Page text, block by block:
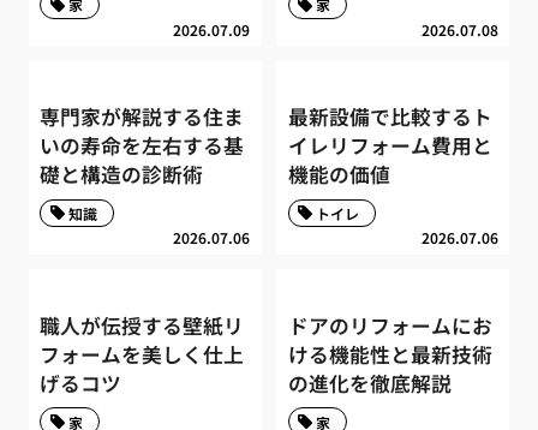
2026.07.09
家
2026.07.08
家
専門家が解説する住ま
いの寿命を左右する基
礎と構造の診断術
2026.07.06
知識
最新設備で比較するト
イレリフォーム費用と
機能の価値
2026.07.06
トイレ
職人が伝授する壁紙リ
フォームを美しく仕上
げるコツ
家
ドアのリフォームにお
ける機能性と最新技術
の進化を徹底解説
家